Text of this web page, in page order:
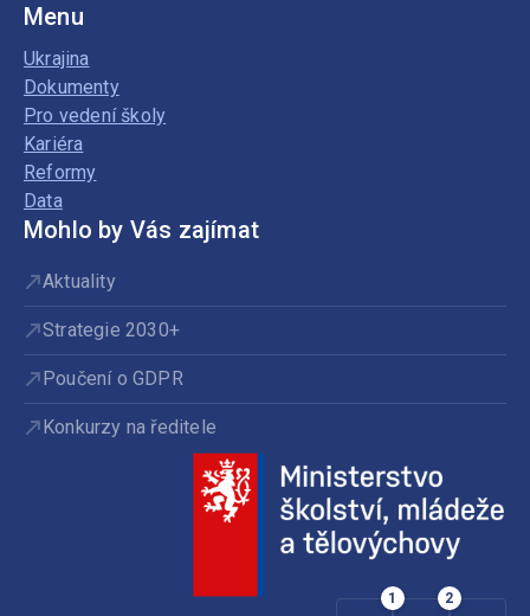
Menu
Ukrajina
Dokumenty
Pro vedení školy
Kariéra
Reformy
Data
Mohlo by Vás zajímat
Aktuality
Strategie 2030+
Poučení o GDPR
Konkurzy na ředitele